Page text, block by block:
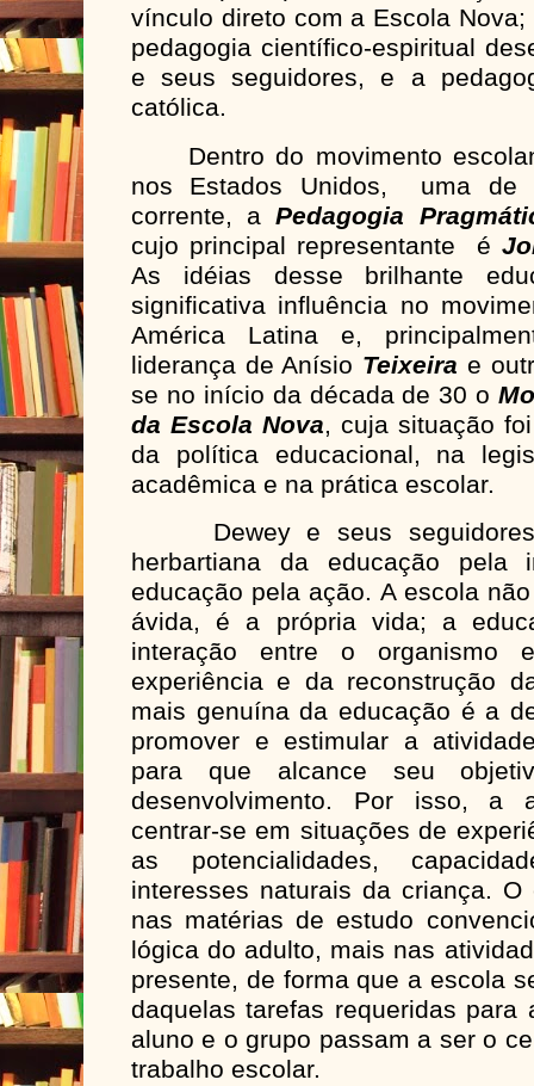
vínculo direto com a Escola
pedagogia científico-espiritual
e seus seguidores, e a
católica.
Dentro do movimento
nos Estados Unidos, uma de
corrente, aPedagogia
cujo principal representante é
As idéias desse brilhante
significativa influência no
América Latina e,
liderança de Anísio Teixeira e
se no início da década de 30 o
da Escola Nova, cuja situação
da política educacional, na
acadêmica e na prática escolar.
Dewey e seus seguidores
herbartiana da educação pela
educação pela ação. A escola
ávida, é a própria vida; a
interação entre o
experiência e da reconstrução
mais genuína da educação é a
promover e estimular a
para que alcance seu
desenvolvimento. Por isso, a
centrar-se em situações de
as potencialidades,
interesses naturais da criança.
nas matérias de estudo
lógica do adulto, mais nas
presente, de forma que a escola
daquelas tarefas requeridas
aluno e o grupo passam a ser o
trabalho escolar.